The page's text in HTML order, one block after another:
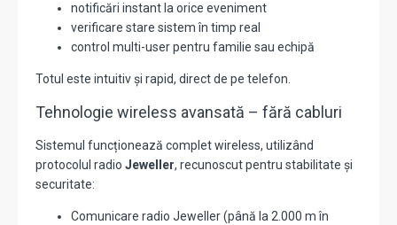
notificări instant la orice eveniment
verificare stare sistem în timp real
control multi-user pentru familie sau echipă
Totul este intuitiv și rapid, direct de pe telefon.
Tehnologie wireless avansată – fără cabluri
Sistemul funcționează complet wireless, utilizând
protocolul radio Jeweller, recunoscut pentru stabilitate și
securitate:
Comunicare radio Jeweller (până la 2.000 m în